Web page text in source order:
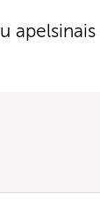
apelsinais